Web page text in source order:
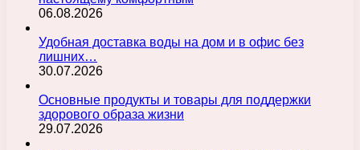
06.08.2026
Удобная доставка воды на дом и в офис без
лишних…
30.07.2026
Основные продукты и товары для поддержки
здорового образа жизни
29.07.2026